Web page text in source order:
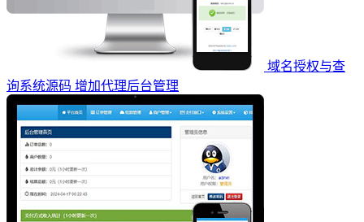
域名授权与查
询系统源码 增加代理后台管理